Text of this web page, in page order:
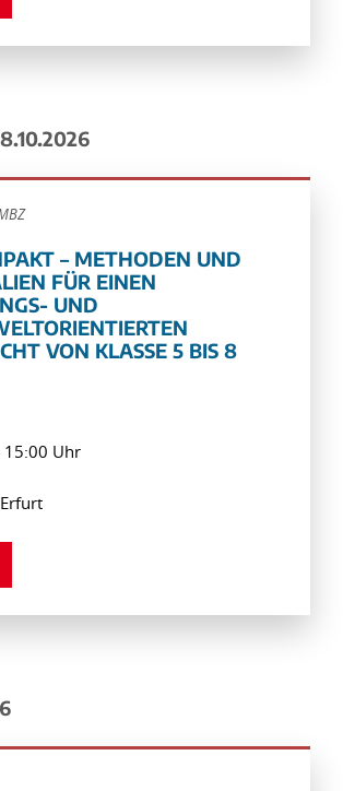
– METHODEN UND
FÜR EINEN
UND
VON KLASSE 5 BIS 8
15:00 Uhr